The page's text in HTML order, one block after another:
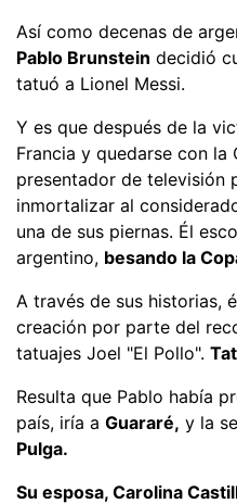
Así como decenas de
Pablo Brunstein decidió
tatuó a Lionel Messi.
Y es que después de la
Francia y quedarse con la
presentador de televisión
inmortalizar al
una de sus piernas. Él
argentino, besando la
A través de sus historias,
creación por parte del
tatuajes Joel "El Pollo".
Resulta que Pablo había
país, iría a Guararé, y la
Pulga.
Su esposa, Carolina